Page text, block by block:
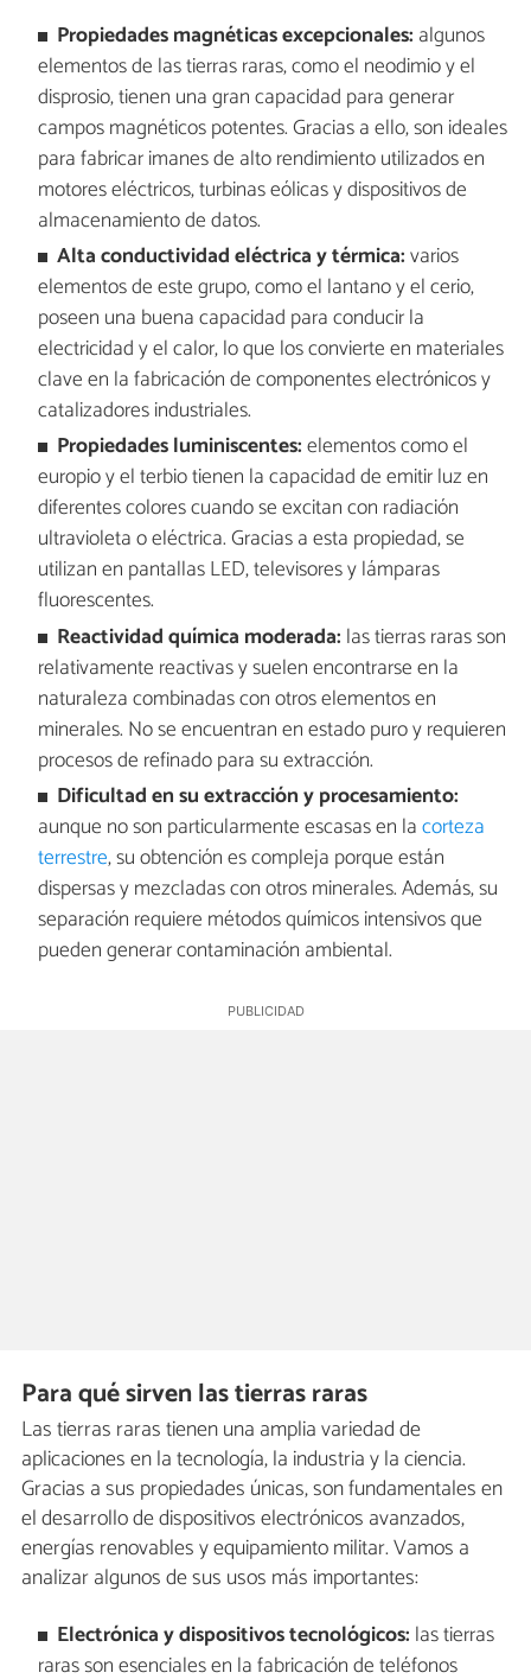
Propiedades magnéticas excepcionales: algunos
elementos de las tierras raras, como el neodimio y el
disprosio, tienen una gran capacidad para generar
campos magnéticos potentes. Gracias a ello, son ideales
para fabricar imanes de alto rendimiento utilizados en
motores eléctricos, turbinas eólicas y dispositivos de
almacenamiento de datos.
Alta conductividad eléctrica y térmica:varios
elementos de este grupo, como el lantano y el cerio,
poseen una buena capacidad para conducir la
electricidad y el calor, lo que los convierte en materiales
clave en la fabricación de componentes electrónicos y
catalizadores industriales.
Propiedades luminiscentes:elementos como el
europio y el terbio tienen la capacidad de emitir luz en
diferentes colores cuando se excitan con radiación
ultravioleta o eléctrica. Gracias a esta propiedad, se
utilizan en pantallas LED, televisores y lámparas
fluorescentes.
Reactividad química moderada: las tierras raras son
relativamente reactivas y suelen encontrarse en la
naturaleza combinadas con otros elementos en
minerales. No se encuentran en estado puro y requieren
procesos de refinado para su extracción.
Dificultad en su extracción y procesamiento:
aunque no son particularmente escasas en lacorteza
terrestre, su obtención es compleja porque están
dispersas y mezcladas con otros minerales. Además, su
separación requiere métodos químicos intensivos que
pueden generar contaminación ambiental.
Para qué sirven las tierras raras
Las tierras raras tienen una amplia variedad de
aplicaciones en la tecnología, la industria y la ciencia.
Gracias a sus propiedades únicas, son fundamentales en
el desarrollo de dispositivos electrónicos avanzados,
energías renovables y equipamiento militar. Vamos a
analizar algunos de sus usos más importantes:
Electrónica y dispositivos tecnológicos: las tierras
raras son esenciales en la fabricación de teléfonos